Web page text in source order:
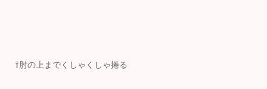
⇧肘の上までくしゃくしゃ捲る